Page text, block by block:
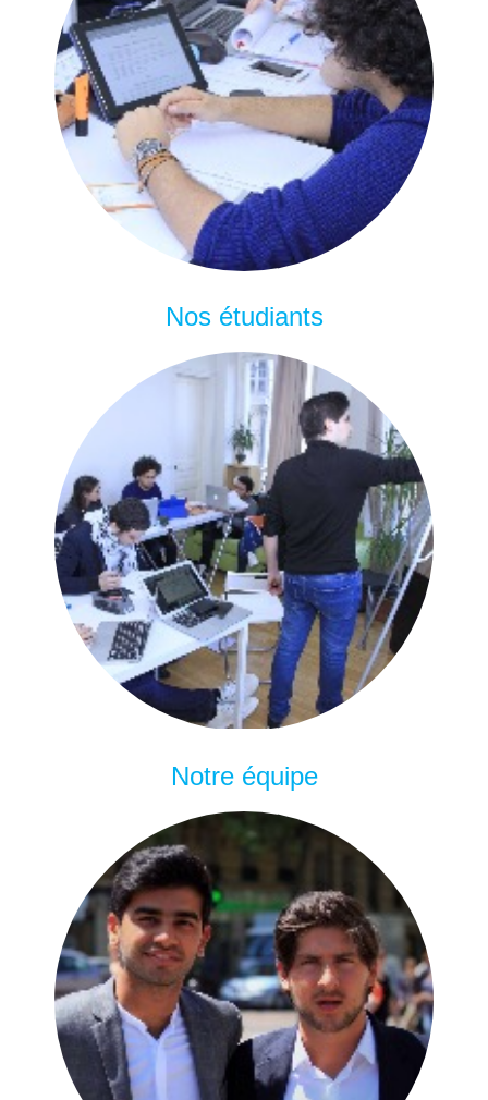
Nos étudiants
Notre équipe